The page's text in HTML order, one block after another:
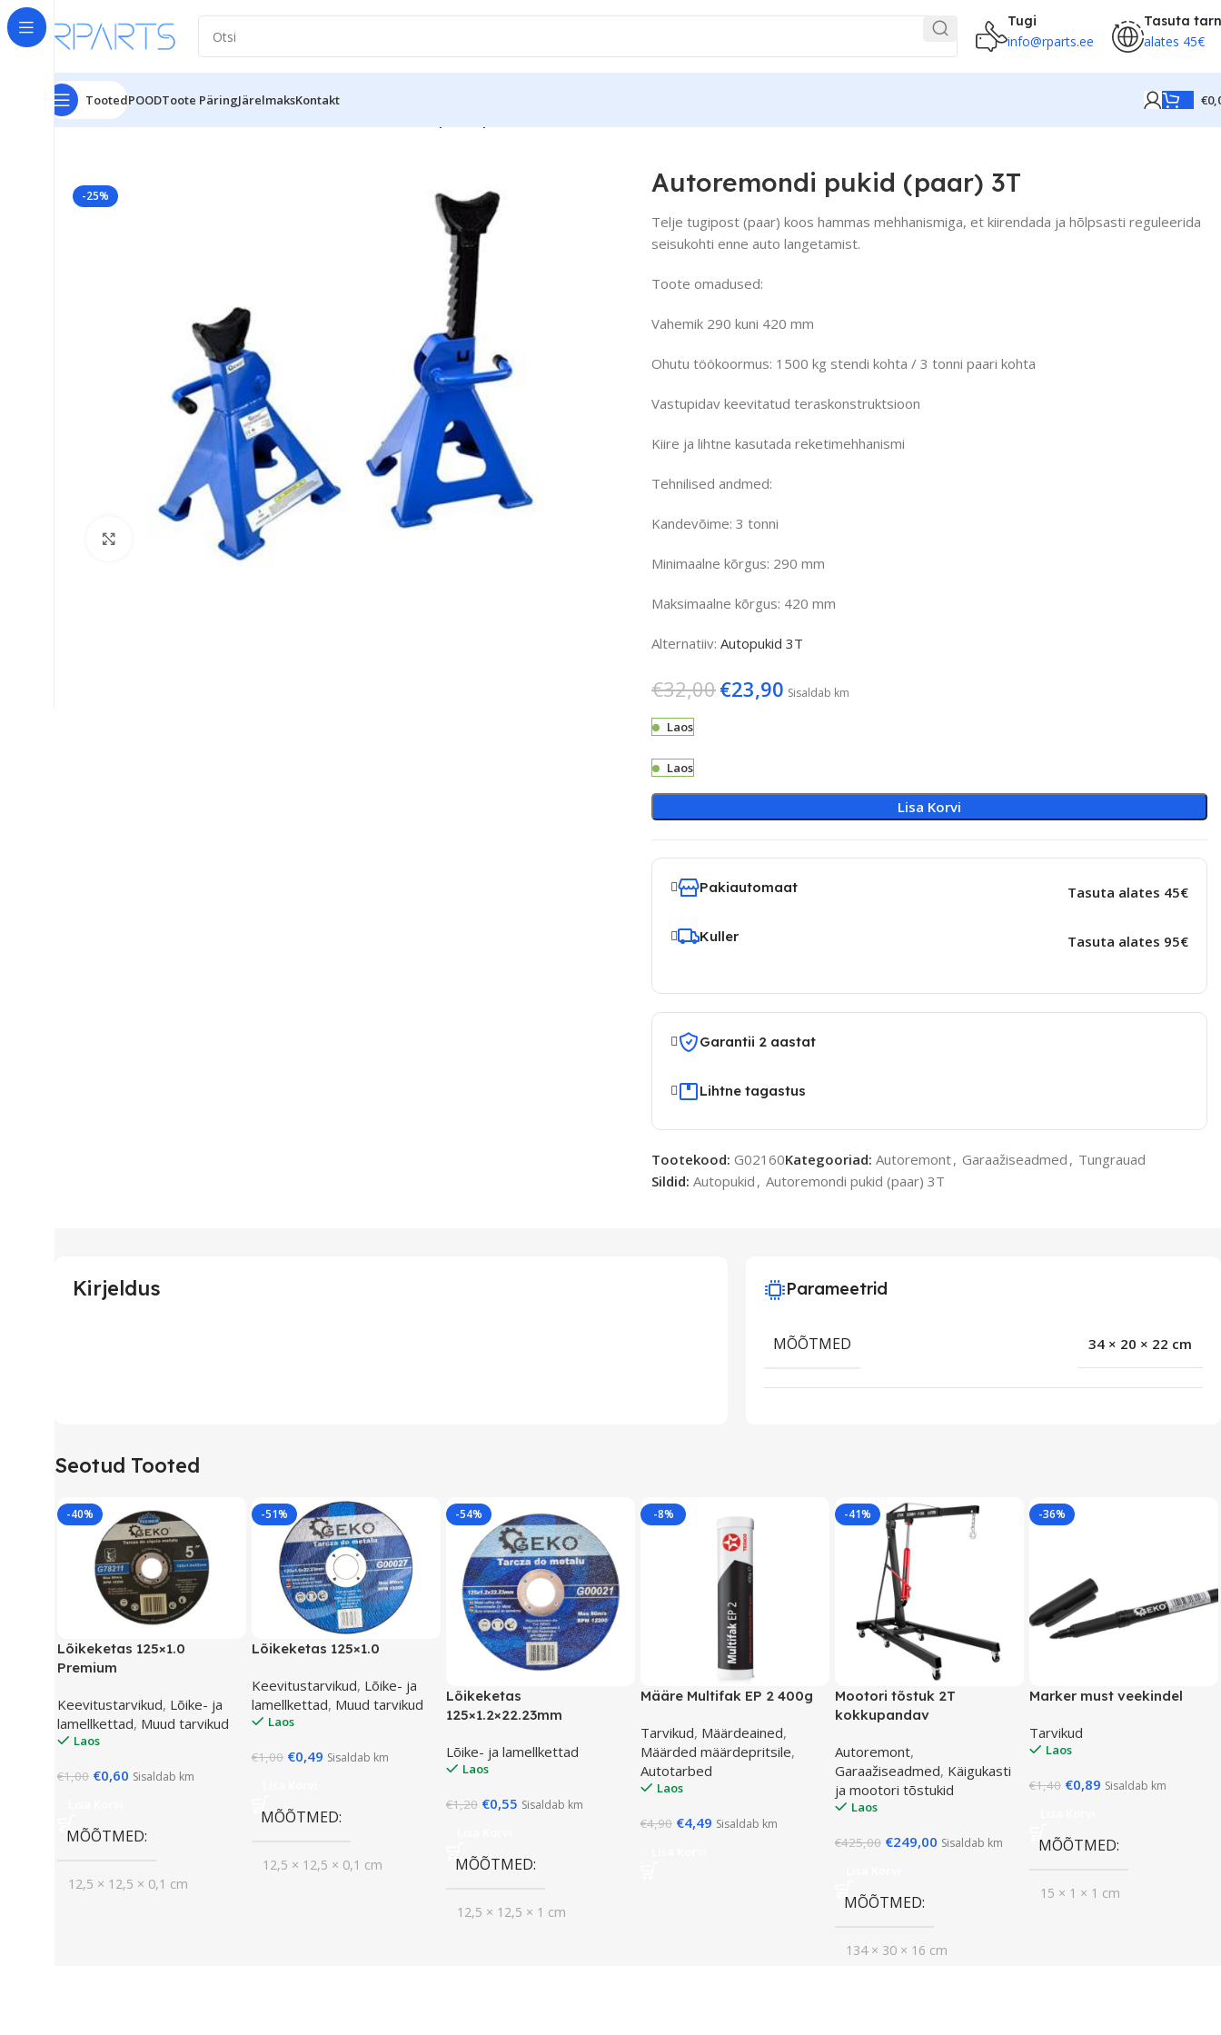
Tugi
info@rparts.ee
Tasuta
alates 45€
TootedPOODToote PäringJärelmaksKontakt €
Esileht Tööriistad
-25% Autoremondi pukid (paar) 3T
Telje tugipost (paar) koos hammas mehhanismiga, et kiirendada ja hõlpsasti reguleerida
seisukohti enne auto langetamist.
Toote omadused:
Vahemik 290 kuni 420 mm
Ohutu töökoormus: 1500 kg stendi kohta / 3 tonni paari kohta
Vastupidav keevitatud teraskonstruktsioon
Kiire ja lihtne kasutada reketimehhanismi
Tehnilised andmed:
Kandevõime: 3 tonni
Minimaalne kõrgus: 290 mm
Maksimaalne kõrgus: 420 mm
Alternatiiv: Autopukid 3T
€32,00€23,90 Sisaldab km
Laos
Laos
Lisa Korvi
Pakiautomaat Tasuta alates 45€
Kuller Tasuta alates 95€
Garantii 2 aastat
Lihtne tagastus
Tootekood: G02160Kategooriad: Autoremont, Garaažiseadmed , Tungrauad
Sildid: Autopukid , Autoremondi pukid (paar) 3T
Kirjeldus Parameetrid
MÕÕTMED 34 × 20 × 22 cm
Seotud Tooted
-40%
Lõikeketas 125×1.0
Premium
Keevitustarvikud, Lõike- ja
lamellkettad, Muud tarvikud
Laos
€1,00 €0,60 Sisaldab km
MÕÕTMED
12,5 × 12,5 × 0,1 cm
-51%
Lõikeketas 125×1.0
Keevitustarvikud, Lõike- ja
lamellkettad, Muud tarvikud
Laos
€1,00 €0,49 Sisaldab km
MÕÕTMED
12,5 × 12,5 × 0,1 cm
-54%
Lõikeketas
125×1.2×22.23mm
Lõike- ja lamellkettad
Laos
€1,20 €0,55 Sisaldab km
MÕÕTMED
12,5 × 12,5 × 1 cm
-8%
Määre Multifak EP 2 400g
Tarvikud, Määrdeained,
Määrded määrdepritsile,
Autotarbed
Laos
€4,90 €4,49 Sisaldab km
-41%
Mootori tõstuk 2T
kokkupandav
Autoremont,
Garaažiseadmed, Käigukasti
ja mootori tõstukid
Laos
€425,00 €249,00 Sisaldab km
MÕÕTMED
134 × 30 × 16 cm
-36%
Marker must veekindel
Tarvikud
Laos
€1,40 €0,89 Sisaldab km
MÕÕTMED
15 × 1 × 1 cm